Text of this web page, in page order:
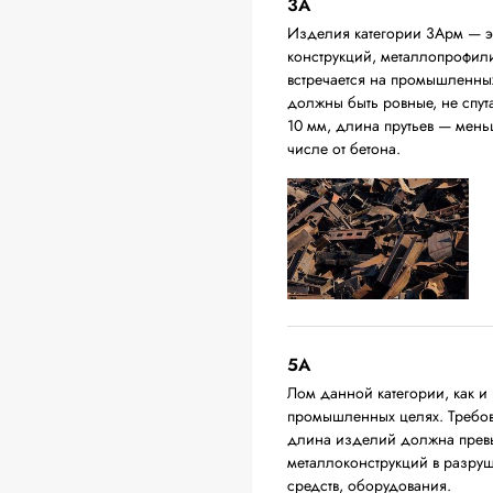
Изделия категории 3Арм —
конструкций,
встречается на
должны быть ровные, не
10 мм, длина прутьев —
числе от бетона.
5А
Лом данной категории, как и
промышленных целях.
длина изделий должна
металлоконструкций в
средств, оборудования.